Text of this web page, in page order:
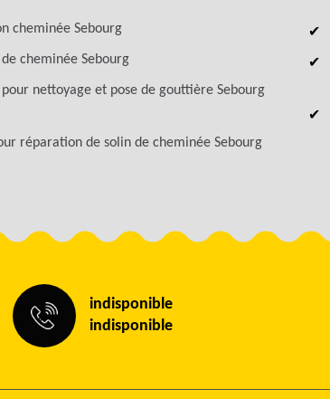
cheminée Sebourg
cheminée Sebourg
nettoyage et pose de gouttière Sebourg
réparation de solin de cheminée Sebourg
indisponible
indisponible